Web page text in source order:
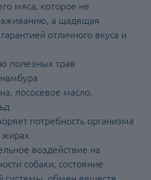
мяса, которое не
а щадящая
отличного вкуса и
полезных трав
лососевое масло,
потребность организма
воздействие на
собаки, состояние